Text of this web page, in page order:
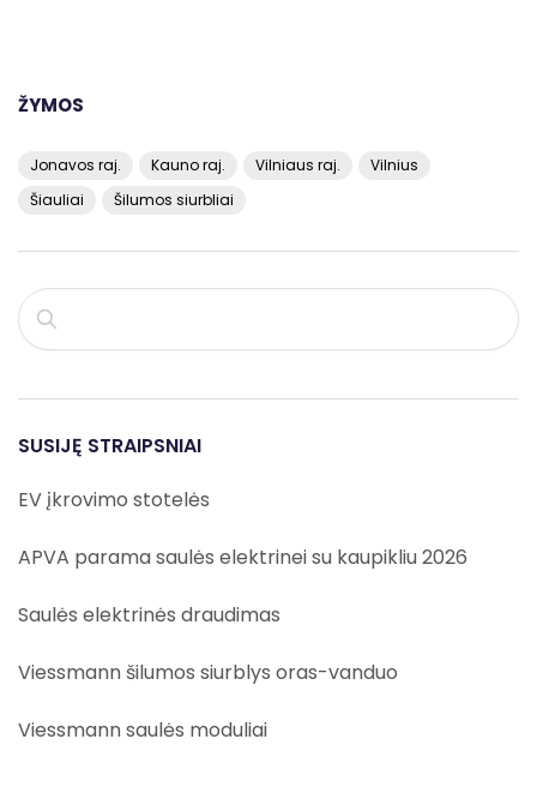
ŽYMOS
Jonavos raj. Kauno raj. Vilniaus raj.
Vilnius
Šiauliai
Šilumos siurbliai
PAIEŠKA
SUSIJĘ STRAIPSNIAI
EV įkrovimo stotelės
APVA parama saulės elektrinei su kaupikliu 2026
Saulės elektrinės draudimas
Viessmann šilumos siurblys oras-vanduo
Viessmann saulės moduliai